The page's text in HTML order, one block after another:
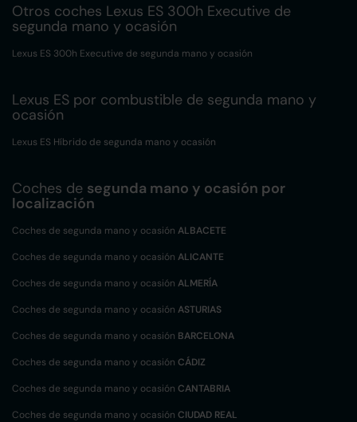
Otros coches Lexus ES 300h Executive de
segunda mano y ocasión
Lexus ES 300h Executive de segunda mano y ocasión
Lexus ES por combustible de segunda mano y
ocasión
Lexus ES Híbrido de segunda mano y ocasión
Coches de segunda mano y ocasión por
localización
Coches de segunda mano y ocasión ALBACETE
Coches de segunda mano y ocasión ALICANTE
Coches de segunda mano y ocasión ALMERÍA
Coches de segunda mano y ocasión ASTURIAS
Coches de segunda mano y ocasión BARCELONA
Coches de segunda mano y ocasión CÁDIZ
Coches de segunda mano y ocasión CANTABRIA
Coches de segunda mano y ocasión CIUDAD REAL